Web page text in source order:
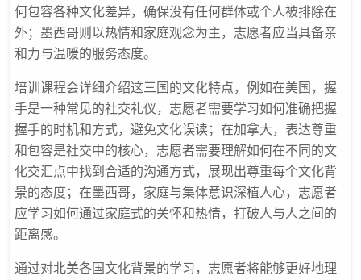
何包容各种文化差异，确保没有任何群体或个人被排除在
外；墨西哥则以热情和家庭观念为主，志愿者应当具备亲
和力与温暖的服务态度。
培训课程会详细介绍这三国的文化特点，例如在美国，握
手是一种常见的社交礼仪，志愿者需要学习如何准确把握
握手的时机和方式，避免文化误读；在加拿大，表达尊重
和包容是社交中的核心，志愿者需要理解如何在不同的文
化交汇点中找到合适的沟通方式，展现出尊重每个文化背
景的态度；在墨西哥，家庭与集体意识深植人心，志愿者
应学习如何通过家庭式的关怀和热情，打破人与人之间的
距离感。
通过对北美各国文化背景的学习，志愿者将能够更好地理